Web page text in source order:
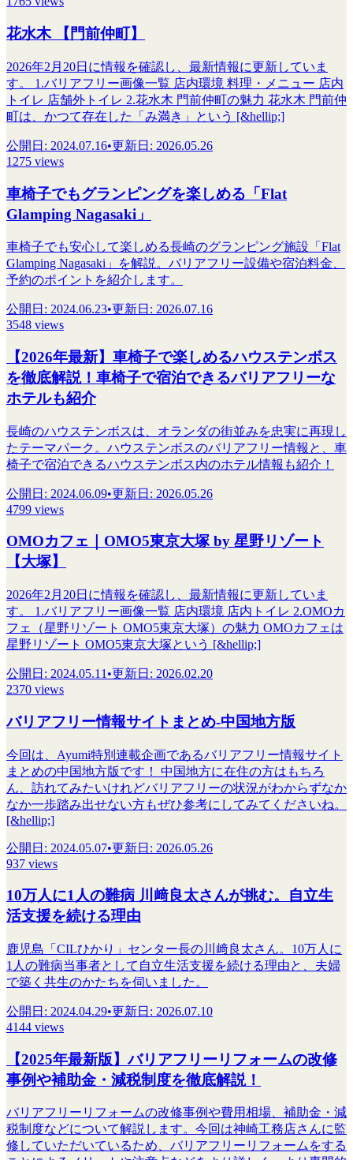
花水木 【門前仲町】
2026年2月20日に情報を確認し、最新情報に更新していま
す。 1.バリアフリー画像一覧 店内環境 料理・メニュー 店内
トイレ 店舗外トイレ 2.花水木 門前仲町の魅力 花水木 門前仲
町は、かつて存在した「み満き」という [&hellip;]
公開日 : 2024.07.16•更新日 : 2026.05.26
1275 views
車椅子でもグランピングを楽しめる「Flat
Glamping Nagasaki」
車椅子でも安心して楽しめる長崎のグランピング施設「Flat
Glamping Nagasaki」を解説。バリアフリー設備や宿泊料金、
予約のポイントを紹介します。
公開日 : 2024.06.23•更新日 : 2026.07.16
3548 views
【2026年最新】車椅子で楽しめるハウステンボス
を徹底解説！車椅子で宿泊できるバリアフリーな
ホテルも紹介
長崎のハウステンボスは、オランダの街並みを忠実に再現し
たテーマパーク。ハウステンボスのバリアフリー情報と、車
椅子で宿泊できるハウステンボス内のホテル情報も紹介！
公開日 : 2024.06.09•更新日 : 2026.05.26
4799 views
OMOカフェ｜OMO5東京大塚 by 星野リゾート
【大塚】
2026年2月20日に情報を確認し、最新情報に更新していま
す。 1.バリアフリー画像一覧 店内環境 店内トイレ 2.OMOカ
フェ（星野リゾート OMO5東京大塚）の魅力 OMOカフェは
星野リゾート OMO5東京大塚という [&hellip;]
公開日 : 2024.05.11 •更新日 : 2026.02.20
2370 views
バリアフリー情報サイトまとめ-中国地方版
今回は、Ayumi特別連載企画であるバリアフリー情報サイト
まとめの中国地方版です！ 中国地方に在住の方はもちろ
ん、訪れてみたいけれどバリアフリーの状況がわからずなか
なか一歩踏み出せない方もぜひ参考にしてみてくださいね。
[&hellip;]
公開日 : 2024.05.07•更新日 : 2026.05.26
937 views
10万人に1人の難病 川﨑良太さんが挑む。自立生
活支援を続ける理由
鹿児島「CILひかり」センター長の川﨑良太さん。10万人に
1人の難病当事者として自立生活支援を続ける理由と、夫婦
で築く共生のかたちを伺いました。
公開日 : 2024.04.29•更新日 : 2026.07.10
4144 views
【2025年最新版】バリアフリーリフォームの改修
事例や補助金・減税制度を徹底解説！
バリアフリーリフォームの改修事例や費用相場、補助金・減
税制度などについて解説します。今回は神崎工務店さんに監
修していただいているため、バリアフリーリフォームをする